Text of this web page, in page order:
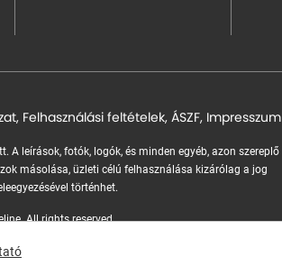
, Felhasználási feltételek, ÁSZF, Impresszum
A leírások, fotók, logók, és minden egyéb, azon szereplő
másolása, üzleti célú felhasználása kizárólag a jog
történhet.
All rights reserved.